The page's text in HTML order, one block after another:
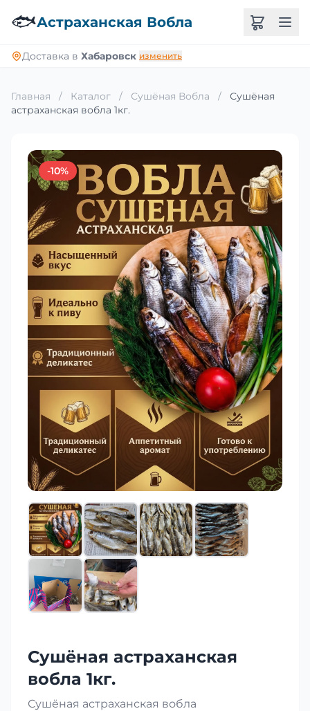
🐟Астраханская Вобла
Доставка в Хабаровск изменить
Главная / Каталог / Сушёная Вобла /
Сушёная
астраханская вобла 1кг.
-10%
Сушёная астраханская
вобла 1кг.
Сушёная астраханская вобла